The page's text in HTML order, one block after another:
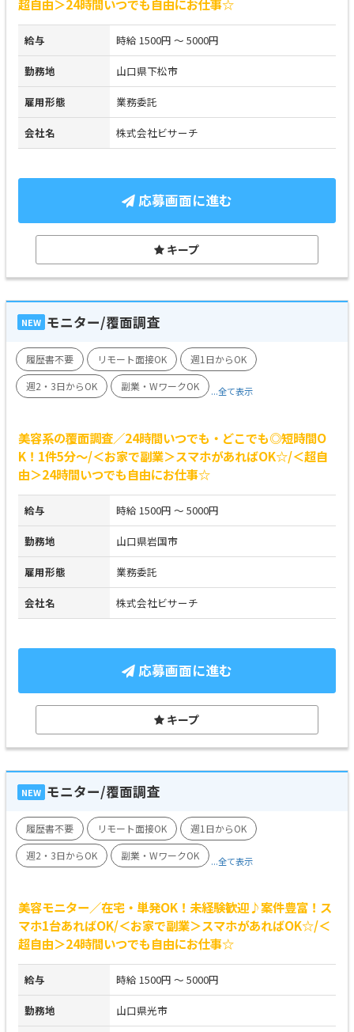
超自由＞24時間いつでも自由にお仕事☆
給与 時給 1500円 ～ 5000円
勤務地 山口県下松市
雇用形態 業務委託
会社名 株式会社ビサーチ
応募画面に進む
キープ
NEW モニター/覆面調査
履歴書不要 リモート面接OK
週1日からOK
週2・3日からOK
副業・WワークOK ...全て表示
美容系の覆面調査／24時間いつでも・どこでも◎短時間O
K！1件5分～/＜お家で副業＞スマホがあればOK☆/＜超自
由＞24時間いつでも自由にお仕事☆
給与 時給 1500円 ～ 5000円
勤務地 山口県岩国市
雇用形態 業務委託
会社名 株式会社ビサーチ
応募画面に進む
キープ
NEW モニター/覆面調査
履歴書不要 リモート面接OK
週1日からOK
週2・3日からOK
副業・WワークOK ...全て表示
美容モニター／在宅・単発OK！未経験歓迎♪案件豊富！ス
マホ1台あればOK/＜お家で副業＞スマホがあればOK☆/＜
超自由＞24時間いつでも自由にお仕事☆
給与 時給 1500円 ～ 5000円
勤務地 山口県光市